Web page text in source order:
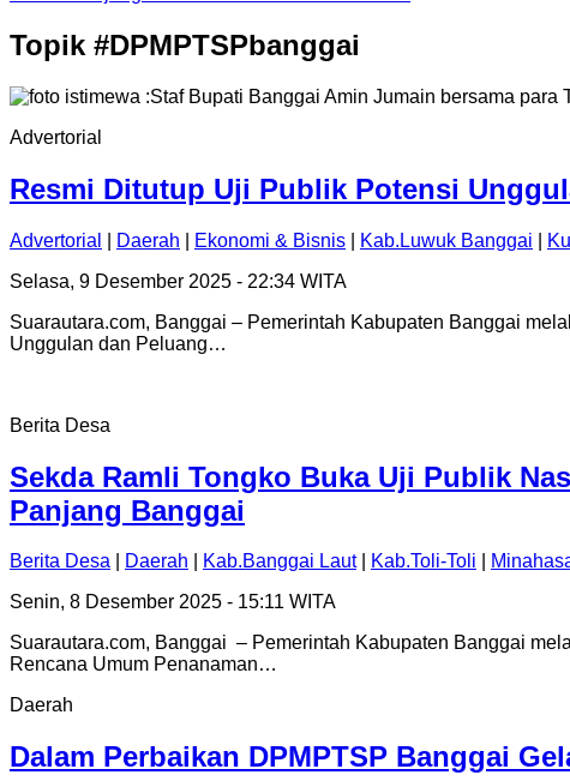
Topik #DPMPTSPbanggai
Advertorial
Resmi Ditutup Uji Publik Potensi
Advertorial Daerah Ekonomi & Bisnis Kab.Luwuk Banggai
Selasa, 9 Desember 2025 - 22:34 WITA
Suarautara.com, Banggai – Pemerintah Kabupaten Banggai
Unggulan dan Peluang…
Berita Desa
Sekda Ramli Tongko Buka Uji Publik
Panjang Banggai
Berita Desa Daerah Kab.Banggai Laut| Kab.Toli-Toli
Senin, 8 Desember 2025 - 15:11 WITA
Suarautara.com, Banggai – Pemerintah Kabupaten Banggai
Rencana Umum Penanaman…
Daerah
Dalam Perbaikan DPMPTSP Banggai